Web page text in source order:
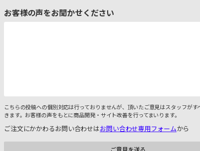
お客様の声をお聞かせください
こちらの投稿への個別対応は行っておりませんが、頂いたご意見はスタッフがす
きます。お客様の声をもとに商品開発・サイト改善を行ってまいります。
ご注文にかかわるお問い合わせはお問い合わせ専用フォームから